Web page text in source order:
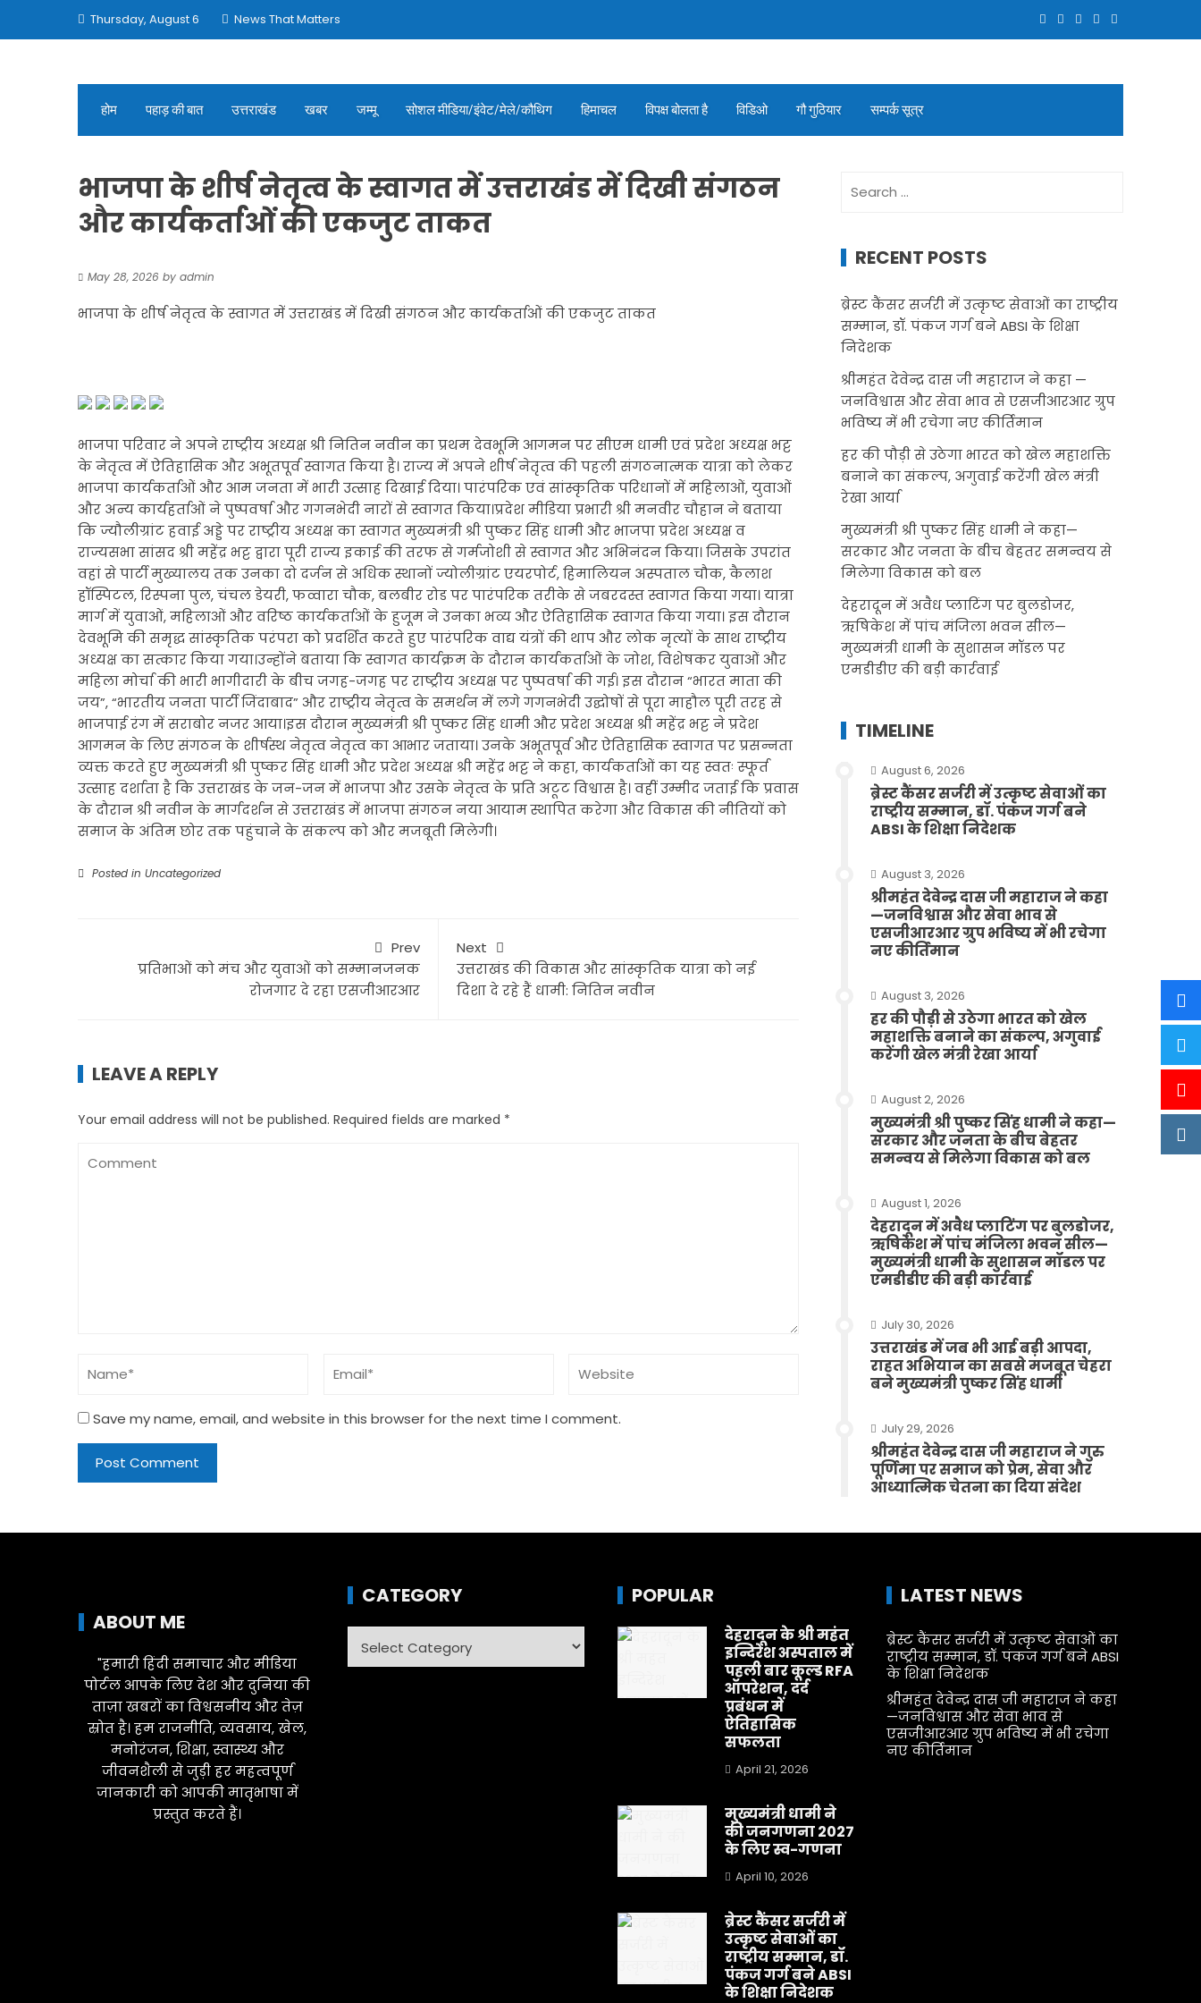
Thursday, August 6 News That Matters
होम पहाड़ की बात उत्तराखंड खबर जम्मू सोशल मीडिया/इंवेट/मेले/कौथिग हिमाचल विपक्ष बोलता है विडिओ गौ गुठियार सम्पर्क सूत्र
भाजपा के शीर्ष नेतृत्व के स्वागत में उत्तराखंड में दिखी संगठन
और कार्यकर्ताओं की एकजुट ताकत
May 28, 2026 by admin
भाजपा के शीर्ष नेतृत्व के स्वागत में उत्तराखंड में दिखी संगठन और कार्यकर्ताओं की एकजुट ताकत
भाजपा परिवार ने अपने राष्ट्रीय अध्यक्ष श्री नितिन नवीन का प्रथम देवभूमि आगमन पर सीएम धामी एवं प्रदेश अध्यक्ष भट्ट
के नेतृत्व में ऐतिहासिक और अभूतपूर्व स्वागत किया है। राज्य में अपने शीर्ष नेतृत्व की पहली संगठनात्मक यात्रा को लेकर
भाजपा कार्यकर्ताओं और आम जनता में भारी उत्साह दिखाई दिया। पारंपरिक एवं सांस्कृतिक परिधानों में महिलाओं, युवाओं
और अन्य कार्यहर्ताओं ने पुष्पवर्षा और गगनभेदी नारों से स्वागत किया।प्रदेश मीडिया प्रभारी श्री मनवीर चौहान ने बताया
कि ज्यौलीग्रांट हवाई अड्डे पर राष्ट्रीय अध्यक्ष का स्वागत मुख्यमंत्री श्री पुष्कर सिंह धामी और भाजपा प्रदेश अध्यक्ष व
राज्यसभा सांसद श्री महेंद्र भट्ट द्वारा पूरी राज्य इकाई की तरफ से गर्मजोशी से स्वागत और अभिनंदन किया। जिसके उपरांत
वहां से पार्टी मुख्यालय तक उनका दो दर्जन से अधिक स्थानों ज्योलीग्रांट एयरपोर्ट, हिमालियन अस्पताल चौक, कैलाश
हॉस्पिटल, रिस्पना पुल, चंचल डेयरी, फव्वारा चौक, बलबीर रोड पर पारंपरिक तरीके से जबरदस्त स्वागत किया गया। यात्रा
मार्ग में युवाओं, महिलाओं और वरिष्ठ कार्यकर्ताओं के हुजूम ने उनका भव्य और ऐतिहासिक स्वागत किया गया। इस दौरान
देवभूमि की समृद्ध सांस्कृतिक परंपरा को प्रदर्शित करते हुए पारंपरिक वाद्य यंत्रों की थाप और लोक नृत्यों के साथ राष्ट्रीय
अध्यक्ष का सत्कार किया गया।उन्होंने बताया कि स्वागत कार्यक्रम के दौरान कार्यकर्ताओं के जोश, विशेषकर युवाओं और
महिला मोर्चा की भारी भागीदारी के बीच जगह-जगह पर राष्ट्रीय अध्यक्ष पर पुष्पवर्षा की गई। इस दौरान “भारत माता की
जय”, “भारतीय जनता पार्टी जिंदाबाद” और राष्ट्रीय नेतृत्व के समर्थन में लगे गगनभेदी उद्घोषों से पूरा माहौल पूरी तरह से
भाजपाई रंग में सराबोर नजर आया।इस दौरान मुख्यमंत्री श्री पुष्कर सिंह धामी और प्रदेश अध्यक्ष श्री महेंद्र भट्ट ने प्रदेश
आगमन के लिए संगठन के शीर्षस्थ नेतृत्व नेतृत्व का आभार जताया। उनके अभूतपूर्व और ऐतिहासिक स्वागत पर प्रसन्नता
व्यक्त करते हुए मुख्यमंत्री श्री पुष्कर सिंह धामी और प्रदेश अध्यक्ष श्री महेंद्र भट्ट ने कहा, कार्यकर्ताओं का यह स्वतः स्फूर्त
उत्साह दर्शाता है कि उत्तराखंड के जन-जन में भाजपा और उसके नेतृत्व के प्रति अटूट विश्वास है। वहीं उम्मीद जताई कि प्रवास
के दौरान श्री नवीन के मार्गदर्शन से उत्तराखंड में भाजपा संगठन नया आयाम स्थापित करेगा और विकास की नीतियों को
समाज के अंतिम छोर तक पहुंचाने के संकल्प को और मजबूती मिलेगी।
Posted in Uncategorized
Prev
प्रतिभाओं को मंच और युवाओं को सम्मानजनक
रोजगार दे रहा एसजीआरआर
Next
उत्तराखंड की विकास और सांस्कृतिक यात्रा को नई
दिशा दे रहे हैं धामी: नितिन नवीन
LEAVE A REPLY
Your email address will not be published. Required fields are marked *
Save my name, email, and website in this browser for the next time I comment.
for:
RECENT POSTS
ब्रेस्ट कैंसर सर्जरी में उत्कृष्ट सेवाओं का राष्ट्रीय
सम्मान, डॉ. पंकज गर्ग बने ABSI के शिक्षा
निदेशक
श्रीमहंत देवेन्द्र दास जी महाराज ने कहा —
जनविश्वास और सेवा भाव से एसजीआरआर ग्रुप
भविष्य में भी रचेगा नए कीर्तिमान
हर की पौड़ी से उठेगा भारत को खेल महाशक्ति
बनाने का संकल्प, अगुवाई करेंगी खेल मंत्री
रेखा आर्या
मुख्यमंत्री श्री पुष्कर सिंह धामी ने कहा—
सरकार और जनता के बीच बेहतर समन्वय से
मिलेगा विकास को बल
देहरादून में अवैध प्लाटिंग पर बुलडोजर,
ऋषिकेश में पांच मंजिला भवन सील—
मुख्यमंत्री धामी के सुशासन मॉडल पर
एमडीडीए की बड़ी कार्रवाई
TIMELINE
August 6, 2026
ब्रेस्ट कैंसर सर्जरी में उत्कृष्ट सेवाओं का
राष्ट्रीय सम्मान, डॉ. पंकज गर्ग बने
ABSI के शिक्षा निदेशक
August 3, 2026
श्रीमहंत देवेन्द्र दास जी महाराज ने कहा
—जनविश्वास और सेवा भाव से
एसजीआरआर ग्रुप भविष्य में भी रचेगा
नए कीर्तिमान
August 3, 2026
हर की पौड़ी से उठेगा भारत को खेल
महाशक्ति बनाने का संकल्प, अगुवाई
करेंगी खेल मंत्री रेखा आर्या
August 2, 2026
मुख्यमंत्री श्री पुष्कर सिंह धामी ने कहा—
सरकार और जनता के बीच बेहतर
समन्वय से मिलेगा विकास को बल
August 1, 2026
देहरादून में अवैध प्लाटिंग पर बुलडोजर,
ऋषिकेश में पांच मंजिला भवन सील—
मुख्यमंत्री धामी के सुशासन मॉडल पर
एमडीडीए की बड़ी कार्रवाई
July 30, 2026
उत्तराखंड में जब भी आई बड़ी आपदा,
राहत अभियान का सबसे मजबूत चेहरा
बने मुख्यमंत्री पुष्कर सिंह धामी
July 29, 2026
श्रीमहंत देवेन्द्र दास जी महाराज ने गुरु
पूर्णिमा पर समाज को प्रेम, सेवा और
आध्यात्मिक चेतना का दिया संदेश
ABOUT ME
"हमारी हिंदी समाचार और मीडिया
पोर्टल आपके लिए देश और दुनिया की
ताज़ा खबरों का विश्वसनीय और तेज़
स्रोत है। हम राजनीति, व्यवसाय, खेल,
मनोरंजन, शिक्षा, स्वास्थ्य और
जीवनशैली से जुड़ी हर महत्वपूर्ण
जानकारी को आपकी मातृभाषा में
प्रस्तुत करते हैं।
CATEGORY POPULAR
देहरादून के श्री महंत
इन्दिरेश अस्पताल में
पहली बार कूल्ड RFA
ऑपरेशन, दर्द
प्रबंधन में
ऐतिहासिक
सफलता
April 21, 2026
मुख्यमंत्री धामी ने
की जनगणना 2027
के लिए स्व-गणना
April 10, 2026
ब्रेस्ट कैंसर सर्जरी में
उत्कृष्ट सेवाओं का
राष्ट्रीय सम्मान, डॉ.
पंकज गर्ग बने ABSI
के शिक्षा निदेशक
LATEST NEWS
ब्रेस्ट कैंसर सर्जरी में उत्कृष्ट सेवाओं का
राष्ट्रीय सम्मान, डॉ. पंकज गर्ग बने ABSI
के शिक्षा निदेशक
श्रीमहंत देवेन्द्र दास जी महाराज ने कहा
—जनविश्वास और सेवा भाव से
एसजीआरआर ग्रुप भविष्य में भी रचेगा
नए कीर्तिमान